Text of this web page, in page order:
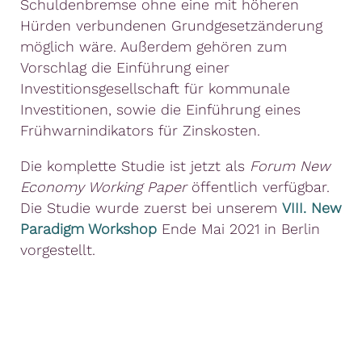
Schuldenbremse ohne eine mit höheren
Hürden verbundenen Grundgesetzänderung
möglich wäre. Außerdem gehören zum
Vorschlag die Einführung einer
Investitionsgesellschaft für kommunale
Investitionen, sowie die Einführung eines
Frühwarnindikators für Zinskosten.
Die komplette Studie ist jetzt als Forum New
Economy Working Paperöffentlich verfügbar.
Die Studie wurde zuerst bei unserem VIII. New
Paradigm Workshop Ende Mai 2021 in Berlin
vorgestellt.